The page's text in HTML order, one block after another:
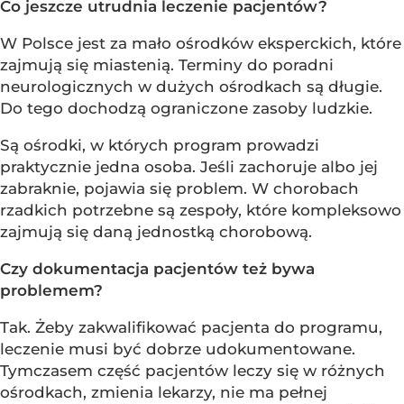
Co jeszcze utrudnia leczenie pacjentów?
W Polsce jest za mało ośrodków eksperckich, które
zajmują się miastenią. Terminy do poradni
neurologicznych w dużych ośrodkach są długie.
Do tego dochodzą ograniczone zasoby ludzkie.
Są ośrodki, w których program prowadzi
praktycznie jedna osoba. Jeśli zachoruje albo jej
zabraknie, pojawia się problem. W chorobach
rzadkich potrzebne są zespoły, które kompleksowo
zajmują się daną jednostką chorobową.
Czy dokumentacja pacjentów też bywa
problemem?
Tak. Żeby zakwalifikować pacjenta do programu,
leczenie musi być dobrze udokumentowane.
Tymczasem część pacjentów leczy się w różnych
ośrodkach, zmienia lekarzy, nie ma pełnej